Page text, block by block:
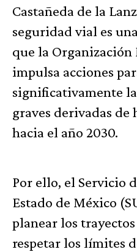
Castañeda de la
seguridad vial es
que la
impulsa acciones
significativamente
graves derivadas de
hacia el año 2030.
Por ello, el Servicio
Estado de México
planear los
respetar los límites